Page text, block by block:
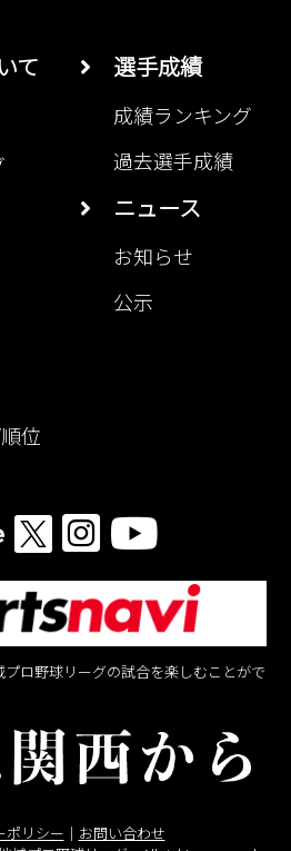
て
位
選手成績
成績ランキング
過去選手成績
ニュース
お知らせ
公示
ロ野球リーグの試合を楽しむことがで
ポリシー ｜ お問い合わせ